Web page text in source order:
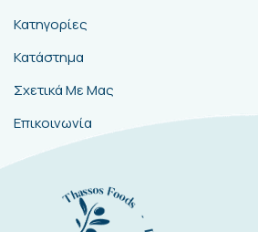
Κατηγορίες
Κατάστημα
Σχετικά Με Μας
Επικοινωνία